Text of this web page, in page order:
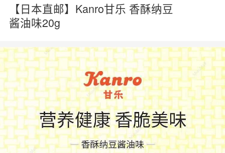
【日本直邮】Kanro甘乐 香酥纳豆
酱油味20g